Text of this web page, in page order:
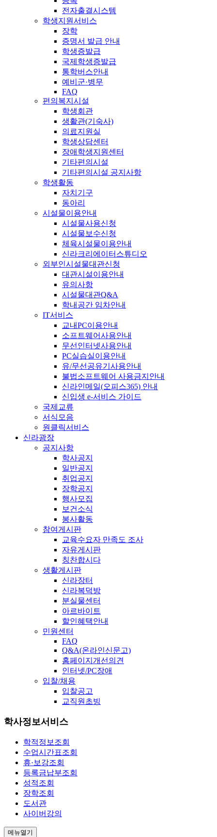
전자출결시스템
학생지원서비스
장학
증명서 발급 안내
학생증발급
국제학생증발급
통학버스안내
예비군·병무
FAQ
편의복지시설
학생회관
생활관(기숙사)
의료지원실
학생상담센터
장애학생지원센터
기타편의시설
기타편의시설 공지사항
학생활동
자치기구
동아리
시설물이용안내
시설물사용신청
시설물보수신청
체육시설물이용안내
신라크리에이터스튜디오
외부인시설물대관신청
대관시설이용안내
유의사항
시설물대관Q&A
학내공간 임차안내
IT서비스
교내PC이용안내
소프트웨어사용안내
무선인터넷사용안내
PC실습실이용안내
유/무선공유기사용안내
불법소프트웨어 사용금지안내
신라인메일(오피스365) 안내
신입생 e-서비스 가이드
국제교류
서식모음
원클릭서비스
신라광장
공지사항
학사공지
일반공지
취업공지
장학공지
행사모집
보건소식
봉사활동
참여게시판
교육수요자 만족도 조사
자유게시판
칭찬합시다
생활게시판
신라장터
신라복덕방
분실물센터
아르바이트
할인혜택안내
민원센터
FAQ
Q&A(온라인신문고)
홈페이지개선의견
인터넷/PC장애
입찰/채용
입찰공고
교직원초빙
학사정보서비스
학적정보조회
수업시간표조회
휴·보강조회
등록금납부조회
성적조회
장학조회
도서관
사이버강의
메뉴열기